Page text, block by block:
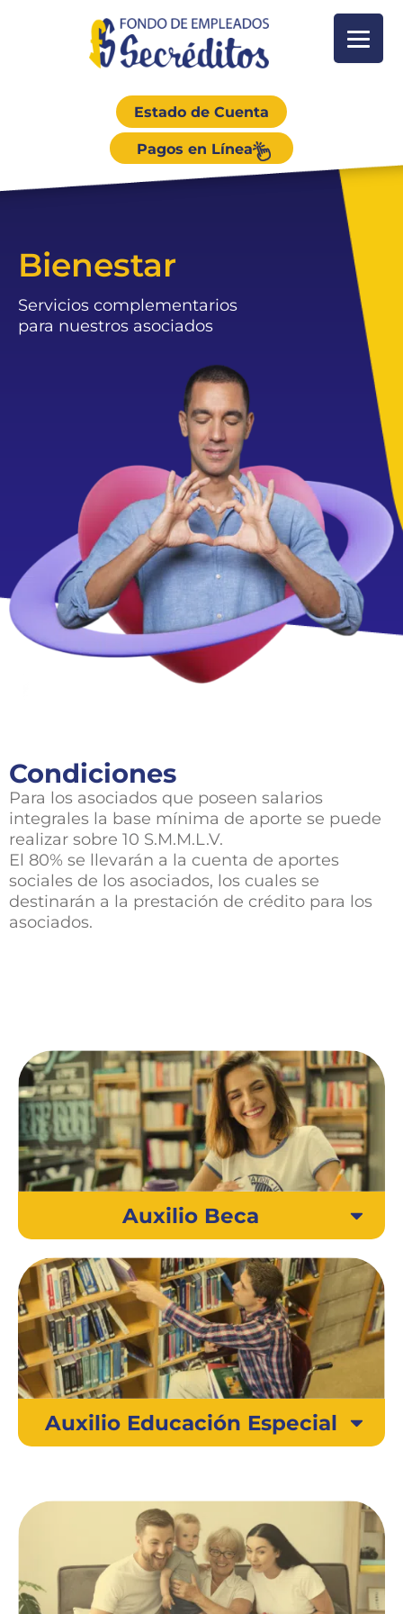
Estado de Cuenta
Pagos en Línea
Bienestar
Servicios complementarios
para nuestros asociados
Condiciones
Para los asociados que poseen salarios
integrales la base mínima de aporte se puede
realizar sobre 10 S.M.M.L.V.
El 80% se llevarán a la cuenta de aportes
sociales de los asociados, los cuales se
destinarán a la prestación de crédito para los
asociados.
Auxilio Beca
Auxilio Educación Especial